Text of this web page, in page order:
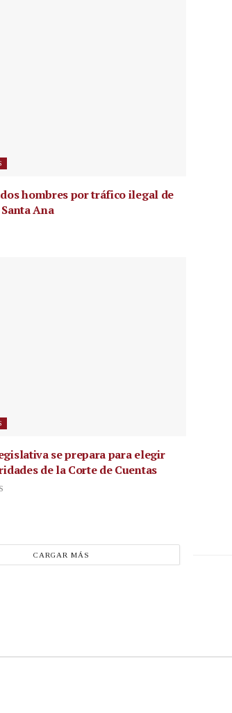
hombres por tráfico ilegal de
Ana
se prepara para elegir
de la Corte de Cuentas
CARGAR MÁS